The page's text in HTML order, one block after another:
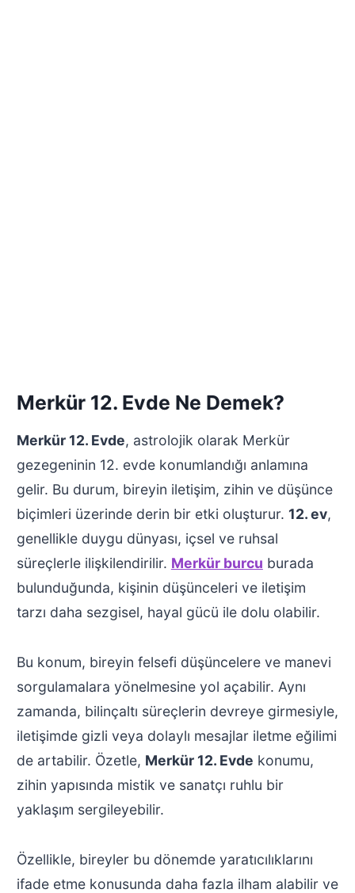
Merkür 12. Evde Ne Demek?
Merkür 12. Evde, astrolojik olarak Merkür
gezegeninin 12. evde konumlandığı anlamına
gelir. Bu durum, bireyin iletişim, zihin ve düşünce
biçimleri üzerinde derin bir etki oluşturur. 12. ev,
genellikle duygu dünyası, içsel ve ruhsal
süreçlerle ilişkilendirilir. Merkür burcu burada
bulunduğunda, kişinin düşünceleri ve iletişim
tarzı daha sezgisel, hayal gücü ile dolu olabilir.
Bu konum, bireyin felsefi düşüncelere ve manevi
sorgulamalara yönelmesine yol açabilir. Aynı
zamanda, bilinçaltı süreçlerin devreye girmesiyle,
iletişimde gizli veya dolaylı mesajlar iletme eğilimi
de artabilir. Özetle, Merkür 12. Evde konumu,
zihin yapısında mistik ve sanatçı ruhlu bir
yaklaşım sergileyebilir.
Özellikle, bireyler bu dönemde yaratıcılıklarını
ifade etme konusunda daha fazla ilham alabilir ve